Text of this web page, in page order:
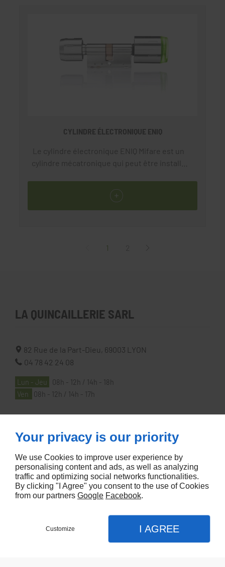
CYLINDRE ÉLECTRONIQUE ENIQ
Le cylindre électronique ENIQ Mifare est un
cylindre mécatronique qui peut être installé
des portes existantes, le cylindre ENIQ
s’installe sans câblage. En quelques minutes,
électronique ENiQ.
1
LA QUINCAILLERIE SARL
82 Rue de la Part-Dieu, 69003
LYON
04 78 42 24 08
Lun - Jeu
08h - 12h / 14h - 18h
Ven
08h - 12h / 14h - 17h
À PROPOS
Accueil
Contactez-nous
Mentions légales
Plan du site
Your privacy is our priority
We use Cookies to improve user experience by
personalising content and ads, as well as analyzing
traffic and optimizing social networks functionalities.
By clicking "I Agree" you consent to the use of Cookies
from our partners Google Facebook.
Customize I AGREE